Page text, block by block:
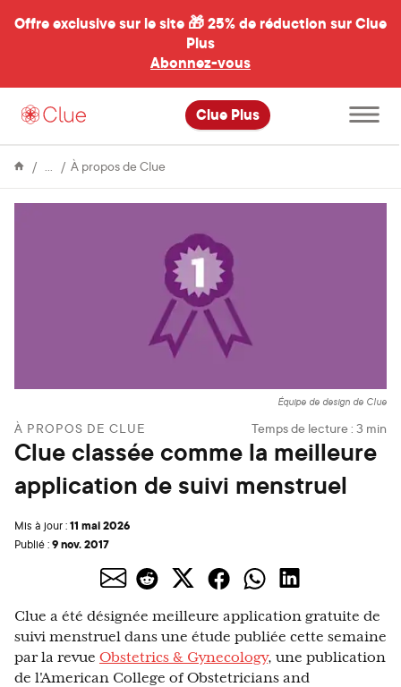
Offre exclusive sur le site 🎁25% de réduction sur Clue
Plus
Abonnez-vous
Clue Plus
Ouvrir
le
menu
Encyclopédie
À propos de ClueClue
meilleure
application
de
suivi
menstruel
Équipe de design de Clue
À PROPOS DE CLUE Temps de lecture : 3 min
Clue classée comme la meilleure
application de suivi menstruel
Mis à jour :11 mai 2026
Publié :9 nov. 2017
Clue a été désignée meilleure application gratuite de
suivi menstruel dans une étude publiée cette semaine
par la revue Obstetrics & Gynecology, une publication
de l'American College of Obstetricians and